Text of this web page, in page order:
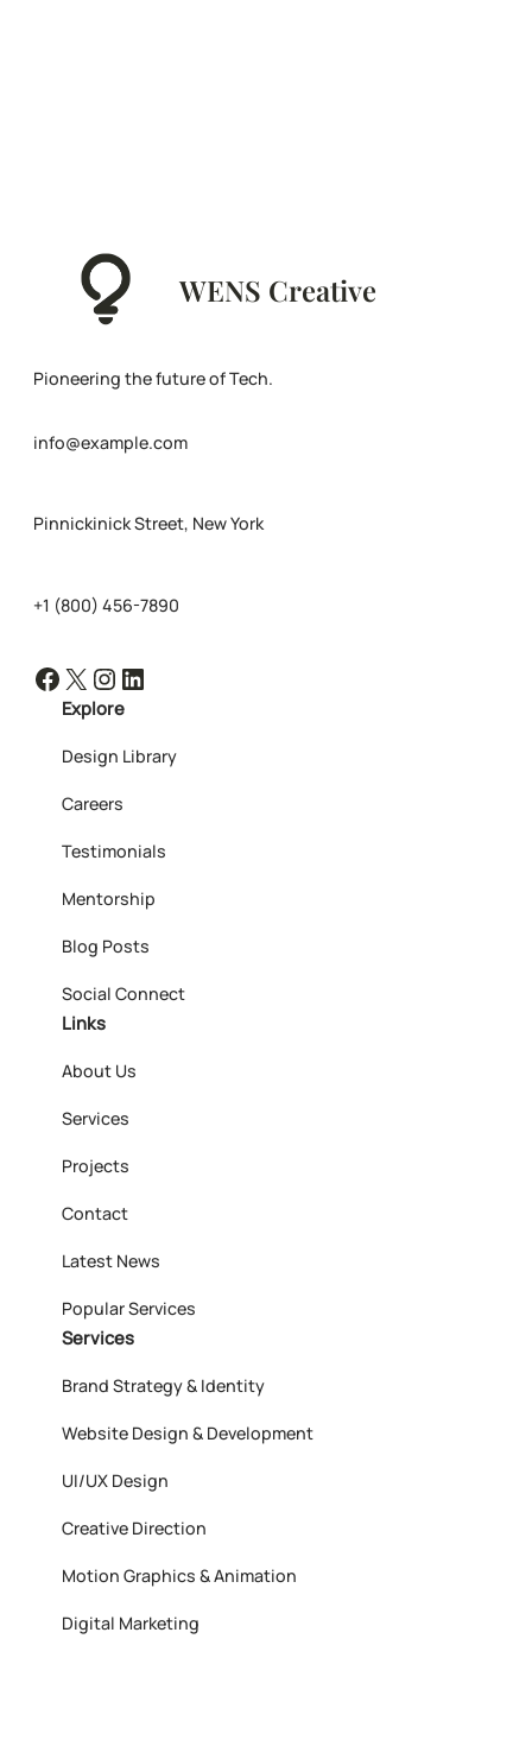
WENS Creative
Pioneering the future of Tech.
info@example.com
Pinnickinick Street, New York
+1 (800) 456-7890
Facebook X Instagram LinkedIn
Explore
Design Library
Careers
Testimonials
Mentorship
Blog Posts
Social Connect
Links
About Us
Services
Projects
Contact
Latest News
Popular Services
Services
Brand Strategy & Identity
Website Design & Development
UI/UX Design
Creative Direction
Motion Graphics & Animation
Digital Marketing